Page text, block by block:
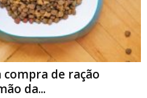
de ração
da...